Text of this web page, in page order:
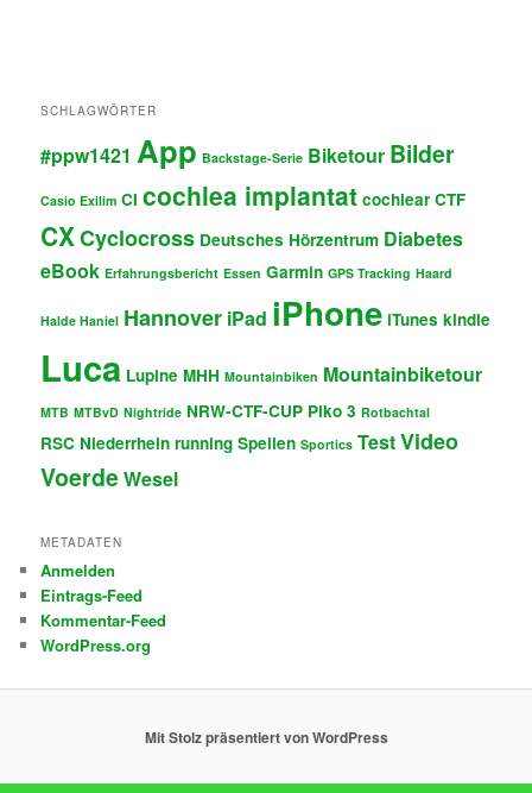
SCHLAGWÖRTER
#ppw1421 App Backstage-Serie Biketour Bilder
Casio Exilim CI cochlea implantat cochlear CTF
CXCyclocross Deutsches Hörzentrum Diabetes
eBook Erfahrungsbericht Essen Garmin GPS Tracking Haard
Halde Haniel Hannover iPad iPhone iTunes kindle
Luca Lupine MHH Mountainbiken Mountainbiketour
MTB MTBvD Nightride NRW-CTF-CUP Piko 3 Rotbachtal
RSC Niederrhein running Spellen Sportics TestVideo
VoerdeWesel
METADATEN
Anmelden
Eintrags-Feed
Kommentar-Feed
WordPress.org
Mit Stolz präsentiert von WordPress